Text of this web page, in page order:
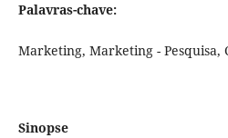
Palavras-chave:
Marketing, Marketing - Pesquisa,
Sinopse